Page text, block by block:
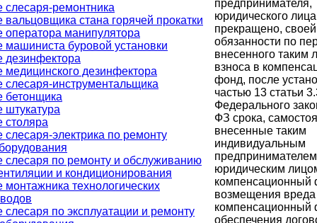
слесаря-ремонтника
вальцовщика стана горячей прокатки
оператора манипулятора
машиниста буровой установки
дезинфектора
медицинского дезинфектора
слесаря-инструментальщика
бетонщика
штукатура
столяра
слесаря-электрика по ремонту
слесаря по ремонту и обслуживанию
и кондиционирования
монтажника технологических
слесаря по эксплуатации и ремонту
предпринимателя,
юридического
прекращено, своей
обязанности по
внесенного таким
взноса в
фонд, после
частью 13 статьи
Федерального
ФЗ срока,
внесенные таким
индивидуальным
юридическим
компенсационный
возмещения
компенсационный
обеспечения